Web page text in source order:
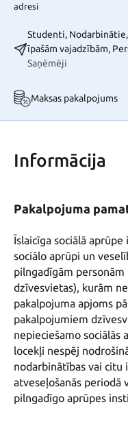
adresi
Studenti,
īpašām vajadzībām,
Saņēmēji
Maksas pakalpojums
Informācija
Pakalpojuma
Īslaicīga sociālā
sociālo aprūpi un
pilngadīgām
dzīvesvietas), kurām
pakalpojuma apjoms
pakalpojumiem
nepieciešamo sociālās
locekļi nespēj
nodarbinātības vai citu
atveseļošanās periodā
pilngadīgo aprūpes